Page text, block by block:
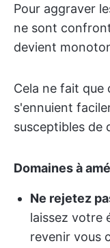
Pour aggraver
ne sont
devient
Cela ne fait que
s'ennuient
susceptibles de
Domaines à
Ne rejetez
laissez votre
revenir vous